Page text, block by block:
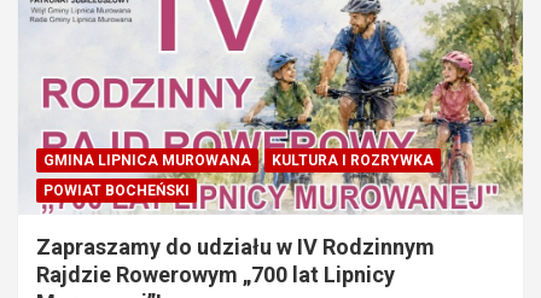
GMINA LIPNICA MUROWANA
KULTURA I ROZRYWKA
POWIAT BOCHEŃSKI
Zapraszamy do udziału w IV Rodzinnym
Rajdzie Rowerowym „700 lat Lipnicy